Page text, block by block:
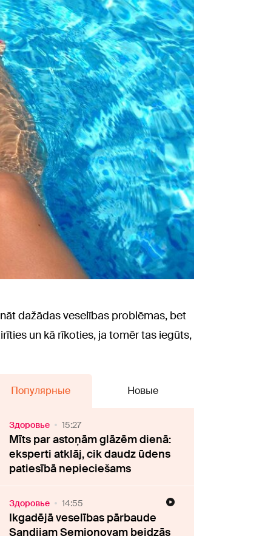
dažādas veselības problēmas, bet
un kā rīkoties, ja tomēr tas iegūts,
Популярные Новые
Здоровье 15:27
Mīts par astoņām glāzēm dienā:
eksperti atklāj, cik daudz ūdens
patiesībā nepieciešams
Здоровье 14:55
Ikgadējā veselības pārbaude
Sandijam Semjonovam beidzās